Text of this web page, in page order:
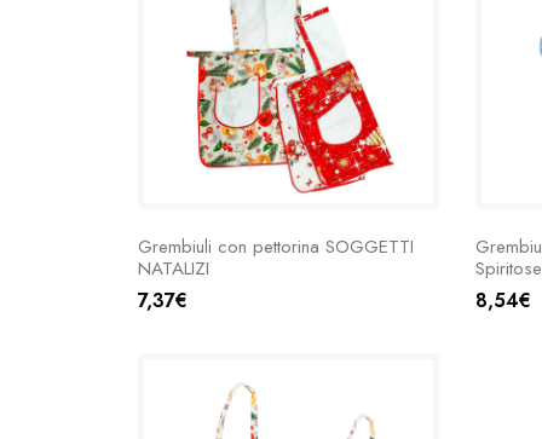
Grembiuli con pettorina SOGGETTI
NATALIZI
7,37€
Spiritose
8,54€